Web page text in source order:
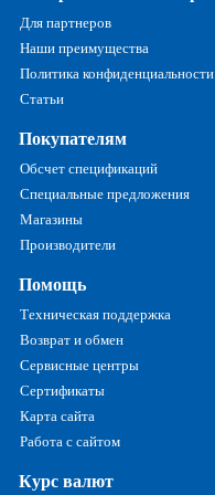
Для партнеров
Наши преимущества
Политика конфиденциальности
Статьи
Покупателям
Обсчет спецификаций
Специальные предложения
Магазины
Производители
Помощь
Техническая поддержка
Возврат и обмен
Сервисные центры
Сертификаты
Карта сайта
Работа с сайтом
Курс валют